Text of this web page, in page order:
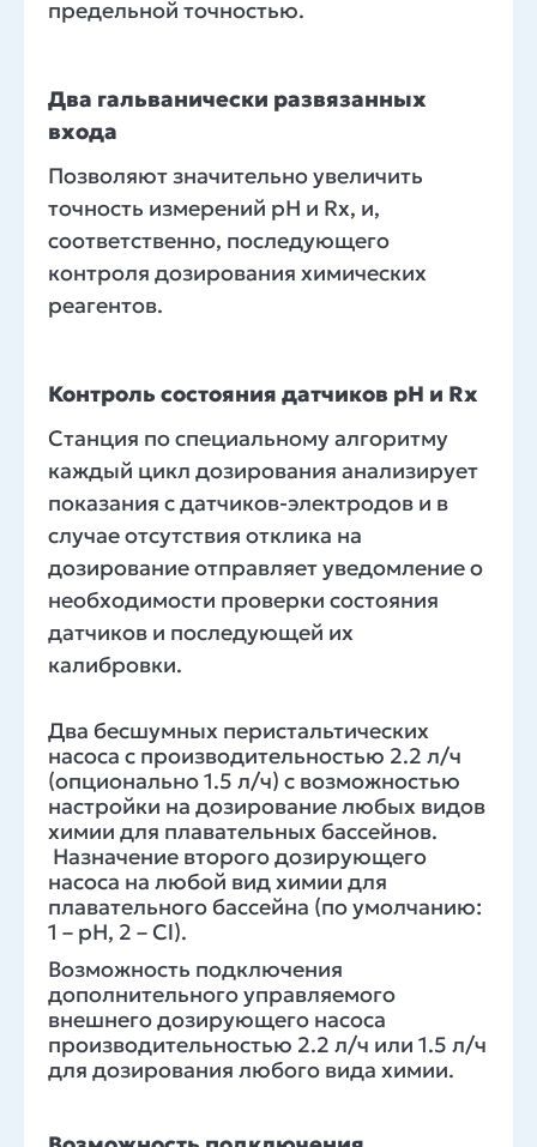
предельной точностью.
Два гальванически развязанных
входа
Позволяют значительно увеличить
точность измерений рH и Rx, и,
соответственно, последующего
контроля дозирования химических
реагентов.
Контроль состояния датчиков pH и Rx
Станция по специальному алгоритму
каждый цикл дозирования анализирует
показания с датчиков-электродов и в
случае отсутствия отклика на
дозирование отправляет уведомление о
необходимости проверки состояния
датчиков и последующей их
калибровки.
Два бесшумных перистальтических
насоса с производительностью 2.2 л/ч
(опционально 1.5 л/ч) с возможностью
настройки на дозирование любых видов
химии для плавательных бассейнов.
Назначение второго дозирующего
насоса на любой вид химии для
плавательного бассейна (по умолчанию:
1 – рН, 2 – Cl).
Возможность подключения
дополнительного управляемого
внешнегодозирующего насоса
производительностью 2.2 л/ч или 1.5 л/ч
для дозирования любого вида химии.